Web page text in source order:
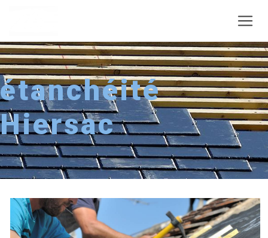
étanchéité
Hiersac